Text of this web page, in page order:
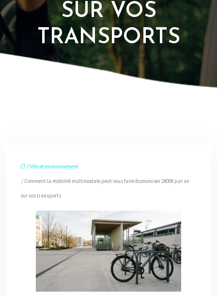
SUR VOS
TRANSPORTS
/Vélo et environnement
/ Comment la mobilité multimodale peut vous faire économiser 2400€ par an
sur vos transports